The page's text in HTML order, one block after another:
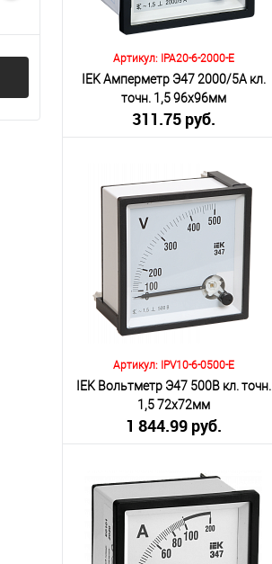
Артикул: IPA20-6-2000-E
IEK Амперметр Э47 2000/5А кл.
точн. 1,5 96х96мм
311.75 руб.
Количество:
В корзину
К сравнению
В избранное
Под заказ
Артикул: IPV10-6-0500-E
IEK Вольтметр Э47 500В кл. точн.
1,5 72х72мм
1 844.99 руб.
Количество:
В корзину